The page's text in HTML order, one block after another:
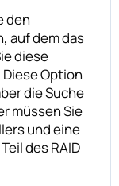
den
auf dem das
diese
Option
die Suche
müssen Sie
und eine
des RAID